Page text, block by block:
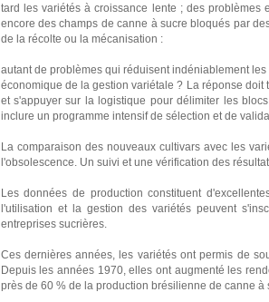
tard les variétés à croissance lente ; des
encore des champs de canne à sucre bloqués par
de la récolte ou la mécanisation :
autant de problèmes qui réduisent indéniablement
économique de la gestion variétale ? La réponse
et s'appuyer sur la logistique pour délimiter les
inclure un programme intensif de sélection et de
La comparaison des nouveaux cultivars avec les
l'obsolescence. Un suivi et une vérification des
Les données de production constituent
l'utilisation et la gestion des variétés peuvent
entreprises sucrières.
Ces dernières années, les variétés ont permis de
Depuis les années 1970, elles ont augmenté les
près de 60 % de la production brésilienne de canne à